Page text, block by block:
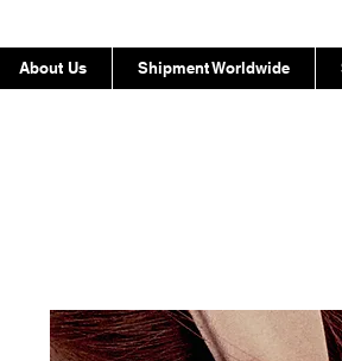
About Us Shipment Worldwide